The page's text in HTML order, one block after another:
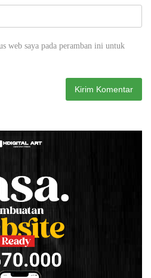
web saya pada peramban ini untuk